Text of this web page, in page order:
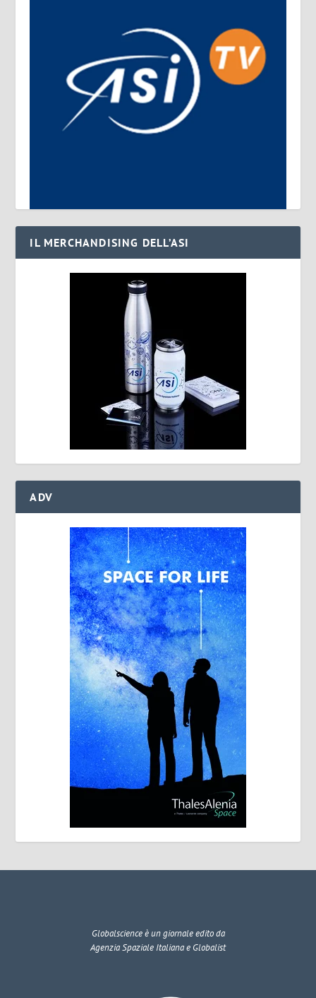
IL MERCHANDISING DELL’ASI
ADV
Globalscienceè un giornale edito da
Agenzia Spaziale Italiana e Globalist